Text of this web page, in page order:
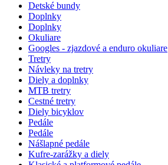
Detské bundy
Doplnky
Doplnky
Okuliare
Googles - zjazdové a enduro okuliare
Tretry
Návleky na tretry
Diely a doplnky
MTB tretry
Cestné tretry
Diely bicyklov
Pedále
Pedále
Nášlapné pedále
Kufre-zarážky a diely